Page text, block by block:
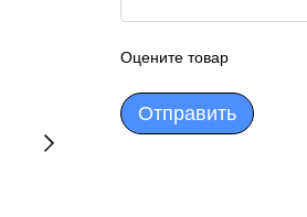
Оцените товар
Отправить